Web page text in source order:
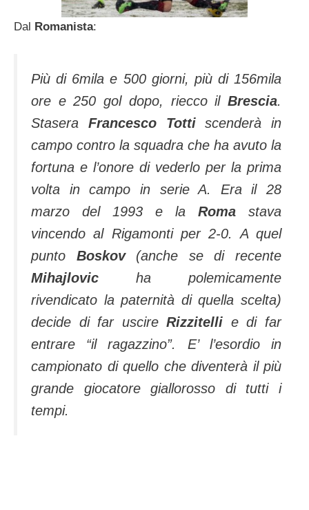
Dal Romanista:
Più di 6mila e 500 giorni, più di 156mila
ore e 250 gol dopo, riecco il Brescia.
Stasera Francesco Tottiscenderà in
campo contro la squadra che ha avuto la
fortuna e l’onore di vederlo per la prima
volta in campo in serie A. Era il 28
marzo del 1993 e la Roma stava
vincendo al Rigamonti per 2-0. A quel
punto Boskov(anche se di recente
Mihajlovic ha polemicamente
rivendicato la paternità di quella scelta)
decide di far uscireRizzitelli e di far
entrare “il ragazzino”. E’ l’esordio in
campionato di quello che diventerà il più
grande giocatore giallorosso di tutti i
tempi.